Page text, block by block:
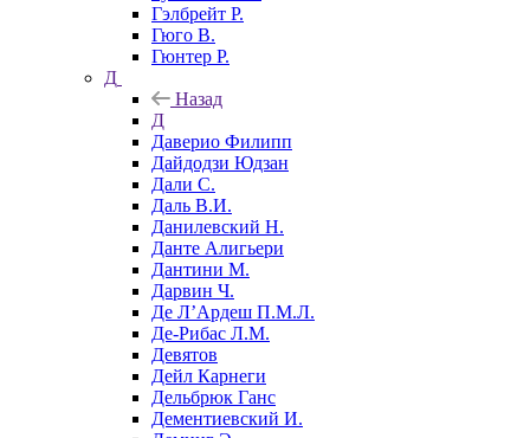
Гэлбрейт Р.
Гюго В.
Гюнтер Р.
Д
Назад
Д
Даверио Филипп
Дайдодзи Юдзан
Дали С.
Даль В.И.
Данилевский Н.
Данте Алигьери
Дантини М.
Дарвин Ч.
Де Л’Ардеш П.М.Л.
Де-Рибас Л.М.
Девятов
Дейл Карнеги
Дельбрюк Ганс
Дементиевский И.